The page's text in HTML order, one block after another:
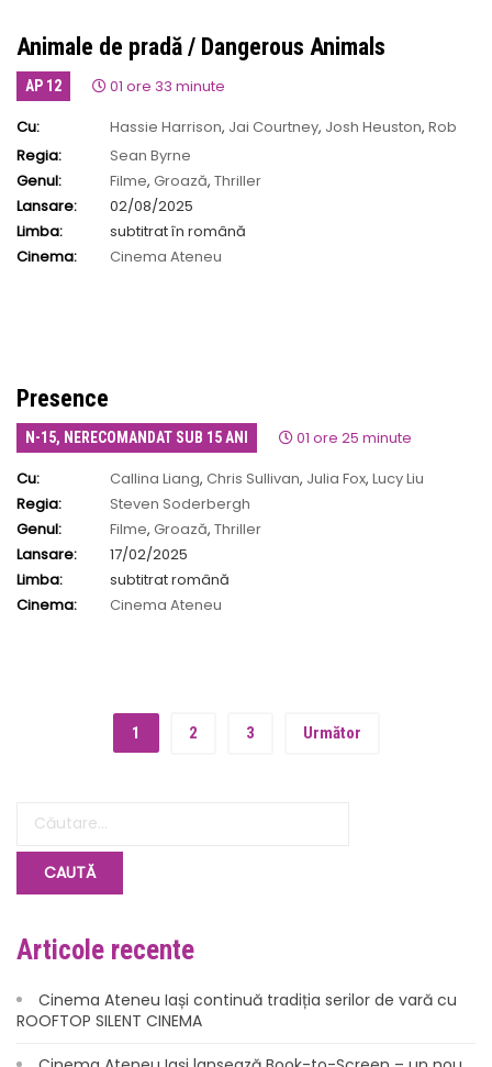
Animale de pradă / Dangerous Animals
AP 12
01 ore 33 minute
Cu:
Hassie Harrison, Jai Courtney, Josh Heuston, Rob
Carlton
Regia:
Sean Byrne
Genul:
Filme, Groază, Thriller
Lansare:
02/08/2025
Limba:
subtitrat în română
Cinema:
Cinema Ateneu
Presence
N-15, NERECOMANDAT SUB 15 ANI
01 ore 25 minute
Cu:
Callina Liang, Chris Sullivan, Julia Fox, Lucy Liu
Regia:
Steven Soderbergh
Genul:
Filme, Groază, Thriller
Lansare:
17/02/2025
Limba:
subtitrat română
Cinema:
Cinema Ateneu
1 2 3 Următor
Articole recente
Cinema Ateneu Iași continuă tradiția serilor de vară cu
ROOFTOP SILENT CINEMA